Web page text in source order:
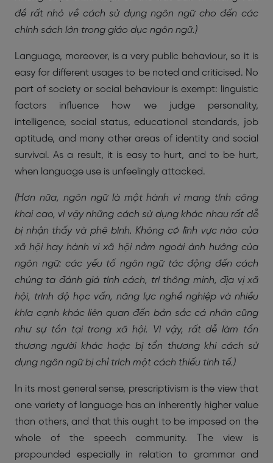
đề rất nhỏ về cách sử dụng ngôn ngữ cho đến các
chính sách lớn trong giáo dục ngôn ngữ.)
Language, moreover, is a very public behaviour, so it is
easy for different usages to be noted and criticised. No
part of society or social behaviour is exempt: linguistic
factors influence how we judge personality,
intelligence, social status, educational standards, job
aptitude, and many other areas of identity and social
survival. As a result, it is easy to hurt, and to be hurt,
when language use is unfeelingly attacked.
(Hơn nữa, ngôn ngữ là một hành vi mang tính công
khai cao, vì vậy những cách sử dụng khác nhau rất dễ
bị nhận thấy và phê bình. Không có lĩnh vực nào của
xã hội hay hành vi xã hội nằm ngoài ảnh hưởng của
ngôn ngữ: các yếu tố ngôn ngữ tác động đến cách
chúng ta đánh giá tính cách, trí thông minh, địa vị xã
hội, trình độ học vấn, năng lực nghề nghiệp và nhiều
khía cạnh khác liên quan đến bản sắc cá nhân cũng
như sự tồn tại trong xã hội. Vì vậy, rất dễ làm tổn
thương người khác hoặc bị tổn thương khi cách sử
dụng ngôn ngữ bị chỉ trích một cách thiếu tinh tế.)
In its most general sense, prescriptivism is the view that
one variety of language has an inherently higher value
than others, and that this ought to be imposed on the
whole of the speech community. The view is
propounded especially in relation to grammar and